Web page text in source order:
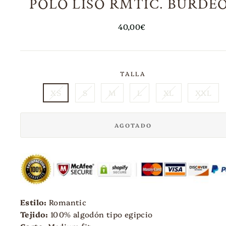
Precio
40,00€
TALLA
XS S M L XL XXL
AGOTADO
Estilo: Romantic
Tejido: 100% algodón tipo egipcio